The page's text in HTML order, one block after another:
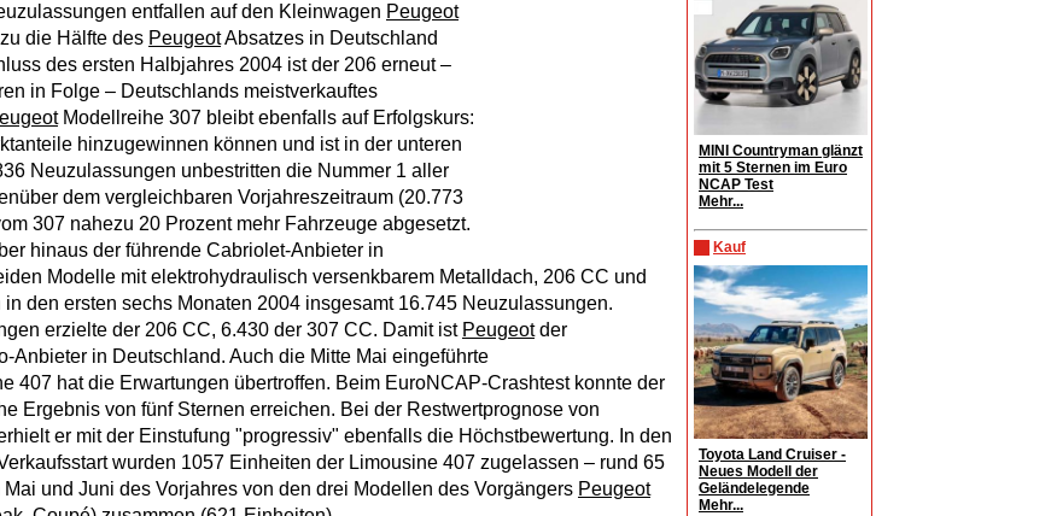
MINI Countryman glänzt
mit 5 Sternen im Euro
NCAP Test
Mehr...
Kauf
Toyota Land Cruiser -
Neues Modell der
Geländelegende
Mehr...
entfallen auf den Kleinwagen Peugeot
die Hälfte des PeugeotAbsatzes in Deutschland
des ersten Halbjahres 2004 ist der 206 erneut –
in Folge – Deutschlands meistverkauftes
Modellreihe 307 bleibt ebenfalls auf Erfolgskurs:
hinzugewinnen können und ist in der unteren
Neuzulassungen unbestritten die Nummer 1 aller
dem vergleichbaren Vorjahreszeitraum (20.773
307 nahezu 20 Prozent mehr Fahrzeuge abgesetzt.
hinaus der führende Cabriolet-Anbieter in
Modelle mit elektrohydraulisch versenkbarem Metalldach, 206 CC und
den ersten sechs Monaten 2004 insgesamt 16.745 Neuzulassungen.
erzielte der 206 CC, 6.430 der 307 CC. Damit ist Peugeotder
Anbieter in Deutschland. Auch die Mitte Mai eingeführte
407 hat die Erwartungen übertroffen. Beim EuroNCAP-Crashtest konnte der
Ergebnis von fünf Sternen erreichen. Bei der Restwertprognose von
er mit der Einstufung "progressiv" ebenfalls die Höchstbewertung. In den
wurden 1057 Einheiten der Limousine 407 zugelassen – rund 65
Mai und Juni des Vorjahres von den drei Modellen des Vorgängers Peugeot